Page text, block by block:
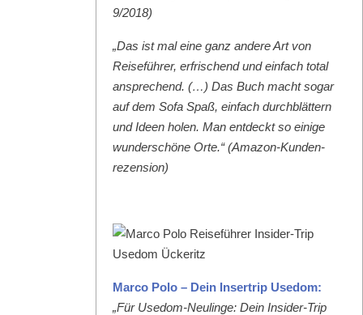
9/2018)
„Das ist mal eine ganz andere Art von
Reise­führer, erfrischend und ein­fach total
ansprechend. (…) Das Buch macht sog­ar
auf dem Sofa Spaß, ein­fach durch­blät­tern
und Ideen holen. Man ent­deckt so einige
wun­der­schöne Orte.“ (Ama­zon-Kun­den­
rezen­sion)
Mar­co Polo – Dein Inser­trip Use­dom:
„Für Use­dom-Neulinge: Dein Insid­er-Trip